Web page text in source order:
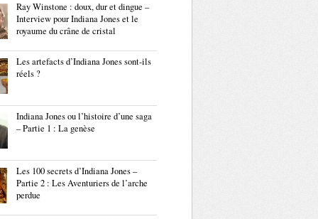
Ray Winstone : doux, dur et dingue –
Interview pour Indiana Jones et le
royaume du crâne de cristal
Les artefacts d’Indiana Jones sont-ils
réels ?
Indiana Jones ou l’histoire d’une saga
– Partie 1 : La genèse
Les 100 secrets d’Indiana Jones –
Partie 2 : Les Aventuriers de l’arche
perdue